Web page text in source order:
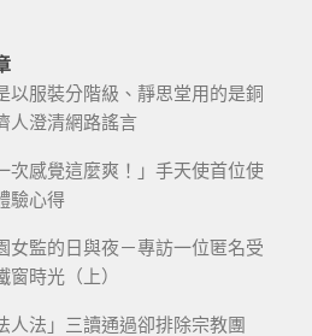
以服裝分階級、靜思堂用的是銅
人澄清網路謠言
次感覺這麼爽！」手天使首位使
驗心得
女監的日與夜－專訪一位匿名受
窗時光（上）
人法」三讀通過卻排除宗教團